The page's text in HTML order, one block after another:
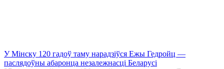
У Мінску 120 гадоў таму нарадзіўся Ежы Гедройц —
паслядоўны абаронца незалежнасці Беларусі